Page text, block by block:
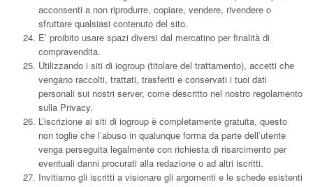
acconsenti a non riprodurre, copiare, vendere, rivendere o
sfruttare qualsiasi contenuto del sito.
E’ proibito usare spazi diversi dal mercatino per finalità di
compravendita.
Utilizzando i siti di iogroup (titolare del trattamento), accetti che
vengano raccolti, trattati, trasferiti e conservati i tuoi dati
personali sui nostri server, come descritto nel nostro regolamento
sulla Privacy.
L’iscrizione ai siti di iogroup è completamente gratuita, questo
non toglie che l’abuso in qualunque forma da parte dell’utente
venga perseguita legalmente con richiesta di risarcimento per
eventuali danni procurati alla redazione o ad altri iscritti.
Invitiamo gli iscritti a visionare gli argomenti e le schede esistenti